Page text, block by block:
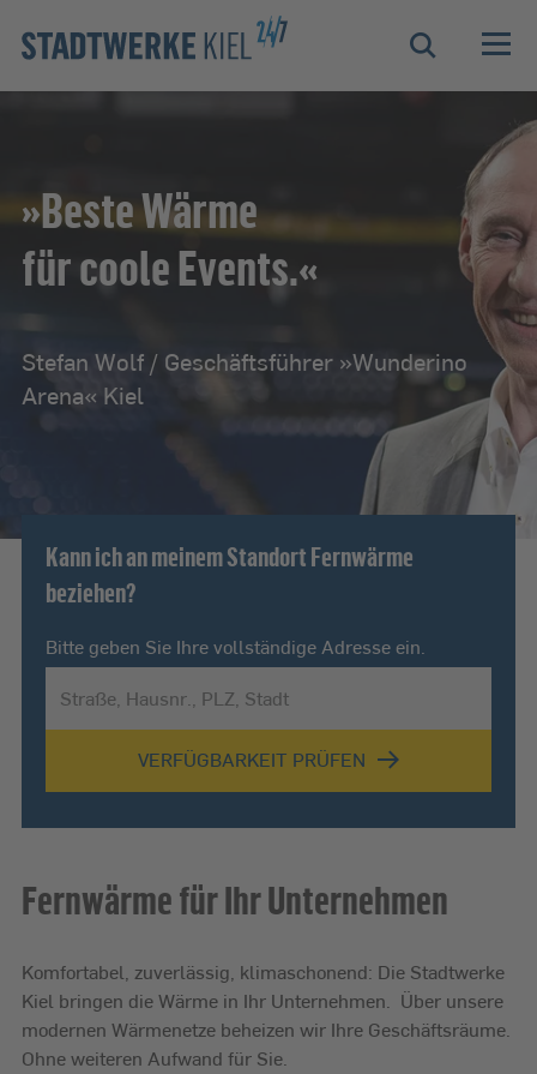
Zur Hauptnavigation springen
Zur Servicelasche springen
Zum Hauptinhalt springen
Zur Footernavigation springen
Suche
»Beste Wärme
für coole Events.«
Stefan Wolf / Geschäftsführer »Wunderino
Arena« Kiel
Kann ich an meinem Standort Fernwärme
beziehen?
Bitte geben Sie Ihre vollständige Adresse ein.
VERFÜGBARKEIT PRÜFEN
Fernwärme für Ihr Unternehmen
Komfortabel, zuverlässig, klimaschonend: Die Stadtwerke
Kiel bringen die Wärme in Ihr Unternehmen. Über unsere
modernen Wärmenetze beheizen wir Ihre Geschäftsräume.
Ohne weiteren Aufwand für Sie.